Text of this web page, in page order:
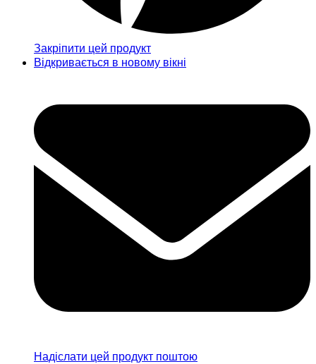
Закріпити цей продукт
Відкривається в новому вікні
Надіслати цей продукт поштою